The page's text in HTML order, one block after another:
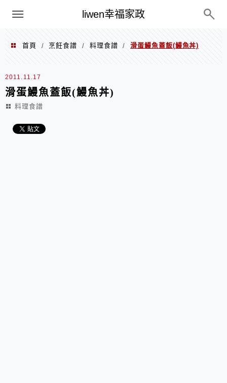
liwen幸福家政
menu
首頁 / 烹飪食譜 / 料理食譜 / 滑蛋鰻魚蓋飯(鰻魚丼)
2011.11.17
滑蛋鰻魚蓋飯(鰻魚丼)
料理食譜